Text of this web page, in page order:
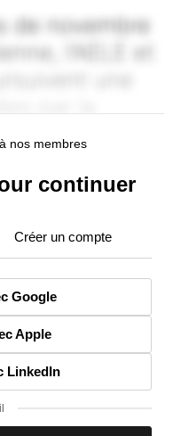
nos membres
continuer
Créer un compte
Google
Apple
LinkedIn